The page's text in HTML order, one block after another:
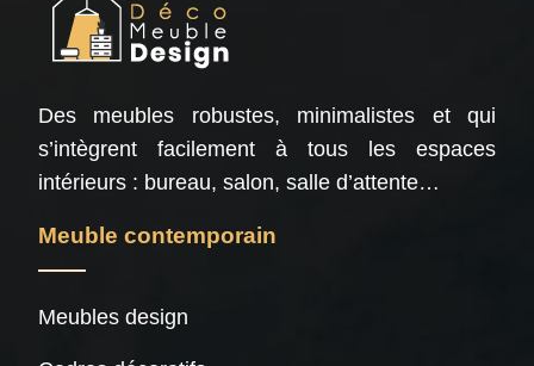
Des meubles robustes, minimalistes et qui
s’intègrent facilement à tous les espaces
intérieurs : bureau, salon, salle d’attente…
Meuble contemporain
Meubles design